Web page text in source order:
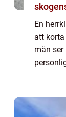
En
att
män